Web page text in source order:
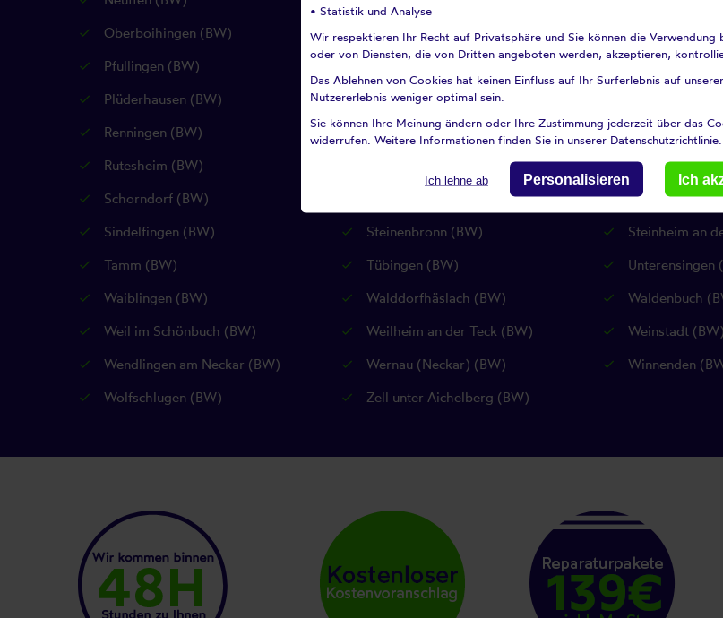
Oberboihingen (BW)
Ohmden (BW) Ostfildern
Pfullingen (BW)
Pleidelsheim (BW) Pliezhausen
Plüderhausen (BW)
Reichenbach an der Fils (BW)
Renningen (BW)
Reutlingen (BW) Riederich (BW)
Rutesheim (BW)
Schlaitdorf
Schorndorf (BW)
Sindelfingen (BW)
Steinenbronn (BW) Steinheim an
Tamm (BW)
Tübingen (BW) Unterensingen
Waiblingen (BW)
Walddorfhäslach (BW) Waldenbuch
Weil im Schönbuch (BW)
Weilheim an der Teck (BW) Weinstadt (BW)
Wendlingen am Neckar (BW)
Wernau (Neckar) (BW) Winnenden
Wolfschlugen (BW)
Zell unter Aichelberg (BW)
• Statistik und Analyse
Wir respektieren Ihr Recht auf Privatsphäre und Sie können die
oder von Diensten, die von Dritten angeboten werden, akzeptieren,
Das Ablehnen von Cookies hat keinen Einfluss auf Ihr Surferlebnis auf
Nutzererlebnis weniger optimal sein.
Sie können Ihre Meinung ändern oder Ihre Zustimmung jederzeit über das
widerrufen. Weitere Informationen finden Sie in unserer Datenschutzrichtlinie.
Ich lehne ab Personalisieren Ich